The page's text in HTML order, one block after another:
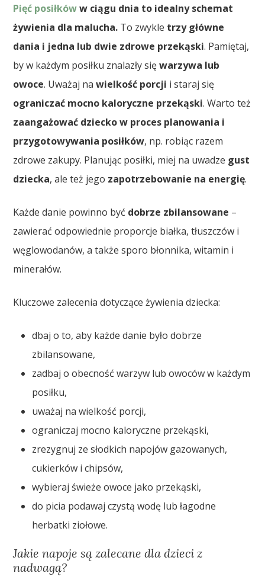
Pięć posiłkóww ciągu dnia to idealny schemat
żywienia dla malucha. To zwykle trzy główne
dania i jedna lub dwie zdrowe przekąski. Pamiętaj,
by w każdym posiłku znalazły sięwarzywa lub
owoce. Uważaj nawielkość porcji i staraj się
ograniczać mocno kaloryczne przekąski. Warto też
zaangażować dziecko w proces planowania i
przygotowywania posiłków, np. robiąc razem
zdrowe zakupy. Planując posiłki, miej na uwadze gust
dziecka, ale też jego zapotrzebowanie na energię.
Każde danie powinno być dobrze zbilansowane –
zawierać odpowiednie proporcje białka, tłuszczów i
węglowodanów, a także sporo błonnika, witamin i
minerałów.
Kluczowe zalecenia dotyczące żywienia dziecka:
dbaj o to, aby każde danie było dobrze
zbilansowane,
zadbaj o obecność warzyw lub owoców w każdym
posiłku,
uważaj na wielkość porcji,
ograniczaj mocno kaloryczne przekąski,
zrezygnuj ze słodkich napojów gazowanych,
cukierków i chipsów,
wybieraj świeże owoce jako przekąski,
do picia podawaj czystą wodę lub łagodne
herbatki ziołowe.
Jakie napoje są zalecane dla dzieci z
nadwagą?